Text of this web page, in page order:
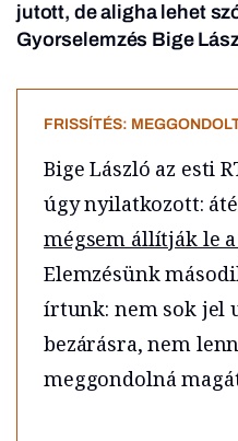
jutott, de aligha lehet
Gyorselemzés Bige
FRISSÍTÉS:
Bige László az esti
úgy nyilatkozott:
mégsem állítják le
Elemzésünk
írtunk: nem sok jel
bezárásra, nem
meggondolná